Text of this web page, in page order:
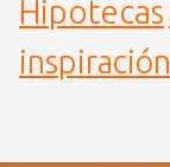
Hipotecas
inspiración